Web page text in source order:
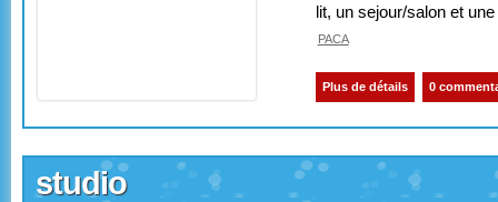
lit, un sejour/salon et
PACA
Plus de détails 0
studio